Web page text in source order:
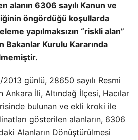
alanın 6306 sayılı Kanun ve
öngördüğü koşullarda
yapılmaksızın “riskli alan”
Bakanlar Kurulu Kararında
günlü, 28650 sayılı Resmi
Ankara İli, Altındağ İlçesi, Hacılar
bulunan ve ekli kroki ile
gösterilen alanların, 6306
Alanların Dönüştürülmesi